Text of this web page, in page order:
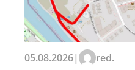
05.08.2026| red.